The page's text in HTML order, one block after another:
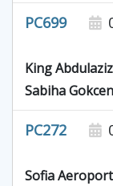
PC699
King
Sabiha
PC272
Sofia